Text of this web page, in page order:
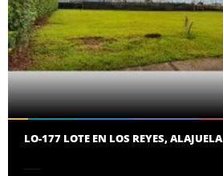
LO-177 LOTE EN LOS REYES, ALAJUELA